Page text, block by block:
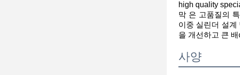
high quality
막 은 고품질의
이중 실린더 설계
을 개선하고 큰
사양